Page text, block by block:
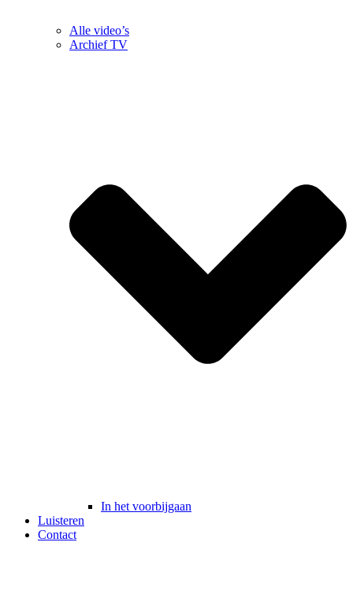
Alle video’s
Archief TV
In het voorbijgaan
Luisteren
Contact